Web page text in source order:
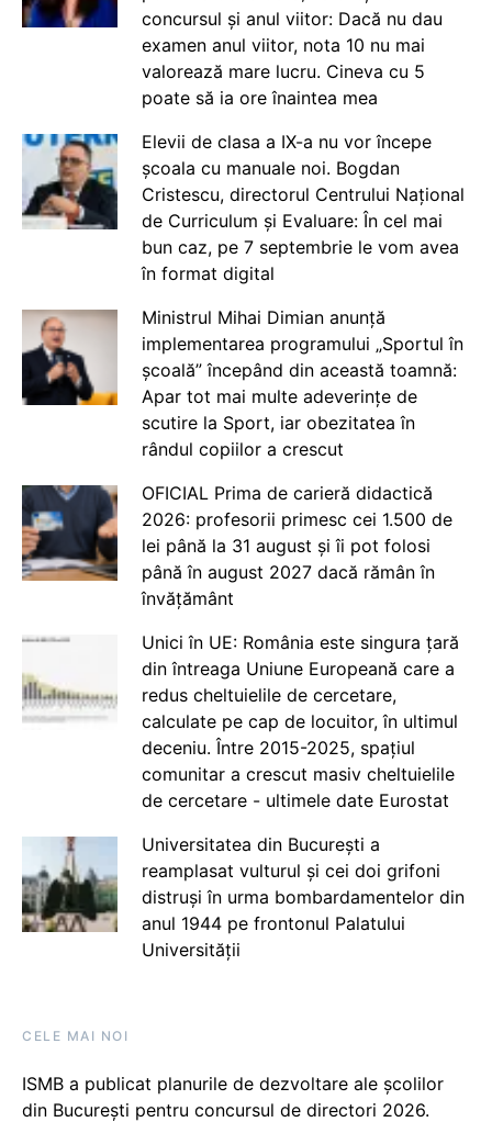
concursul și anul viitor: Dacă nu dau
examen anul viitor, nota 10 nu mai
valorează mare lucru. Cineva cu 5
poate să ia ore înaintea mea
Elevii de clasa a IX-a nu vor începe
școala cu manuale noi. Bogdan
Cristescu, directorul Centrului Național
de Curriculum și Evaluare: În cel mai
bun caz, pe 7 septembrie le vom avea
în format digital
Ministrul Mihai Dimian anunță
implementarea programului „Sportul în
școală” începând din această toamnă:
Apar tot mai multe adeverințe de
scutire la Sport, iar obezitatea în
rândul copiilor a crescut
OFICIAL Prima de carieră didactică
2026: profesorii primesc cei 1.500 de
lei până la 31 august și îi pot folosi
până în august 2027 dacă rămân în
învățământ
Unici în UE: România este singura țară
din întreaga Uniune Europeană care a
redus cheltuielile de cercetare,
calculate pe cap de locuitor, în ultimul
deceniu. Între 2015-2025, spațiul
comunitar a crescut masiv cheltuielile
de cercetare - ultimele date Eurostat
Universitatea din București a
reamplasat vulturul și cei doi grifoni
distruși în urma bombardamentelor din
anul 1944 pe frontonul Palatului
Universității
CELE MAI NOI
ISMB a publicat planurile de dezvoltare ale școlilor
din București pentru concursul de directori 2026.